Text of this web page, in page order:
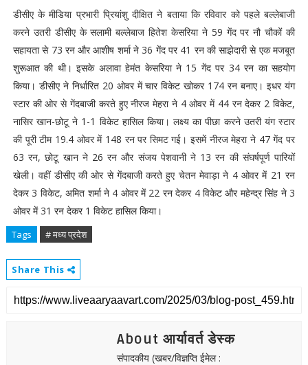
डीसीए के मीडिया प्रभारी प्रियांशु दीक्षित ने बताया कि रविवार को पहले बल्लेबाजी
करने उतरी डीसीए के सलामी बल्लेबाज हितेश केसरिया ने 59 गेंद पर नौ चौकों की
सहायता से 73 रन और आशीष शर्मा ने 36 गेंद पर 41 रन की साझेदारी से एक मजबूत
शुरूआत की थी। इसके अलावा हेमंत केसरिया ने 15 गेंद पर 34 रन का सहयोग
किया। डीसीए ने निर्धारित 20 ओवर में चार विकेट खोकर 174 रन बनाए। इधर यंग
स्टार की ओर से गेंदबाजी करते हुए नीरज मेहरा ने 4 ओवर में 44 रन देकर 2 विकेट,
नासिर खान-छोटू ने 1-1 विकेट हासिल किया। लक्ष्य का पीछा करने उतरी यंग स्टार
की पूरी टीम 19.4 ओवर में 148 रन पर सिमट गई। इसमें नीरज मेहरा ने 47 गेंद पर
63 रन, छोटू खान ने 26 रन और संजय पेशवानी ने 13 रन की संघर्षपूर्ण पारियों
खेली। वहीं डीसीए की ओर से गेंदबाजी करते हुए चेतन मेवाड़ा ने 4 ओवर में 21 रन
देकर 3 विकेट, अमित शर्मा ने 4 ओवर में 22 रन देकर 4 विकेट और महेन्द्र सिंह ने 3
ओवर में 31 रन देकर 1 विकेट हासिल किया।
Tags # मध्य प्रदेश
Share This
About आर्यावर्त डेस्क
संपादकीय (खबर/विज्ञप्ति ईमेल :